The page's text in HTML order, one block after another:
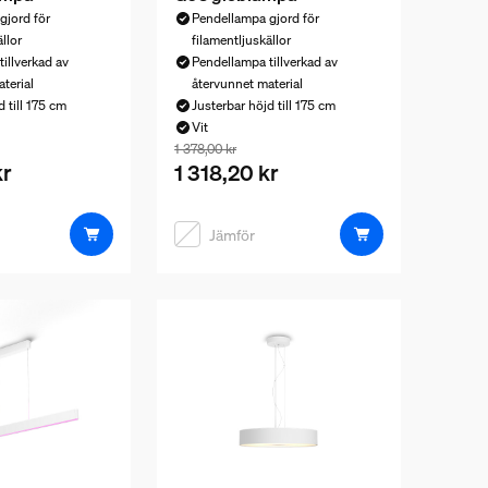
kr
paket som säljs separat är 1 488,00 kr
för
av
till 175 cm
1 428,59 kr, priset på produkterna i detta paket som säljs
Pendellampa gjord för
filamentljuskällor
Pendellampa tillverkad av
återvunnet material
Justerbar höjd till 175 cm
Vit
Paketpriset är 1 318,20 kr, priset på
1 378,00 kr
1 318,20 kr
Jämför